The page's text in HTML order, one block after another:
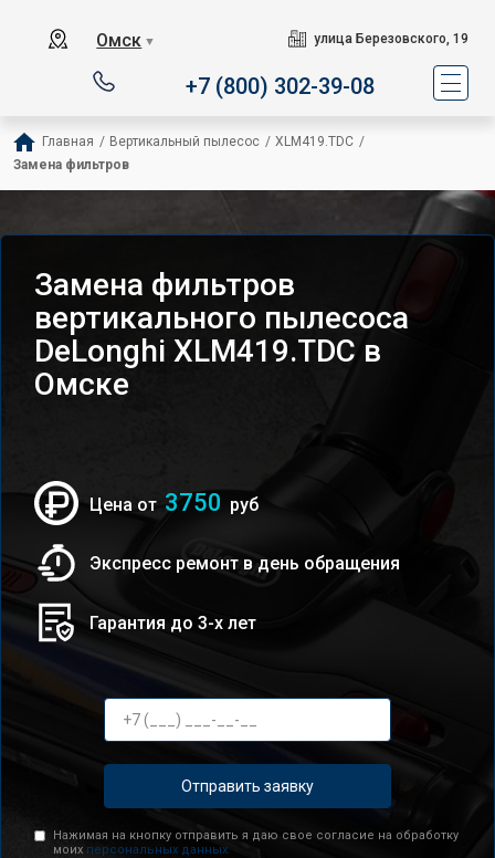
Омск ▼ улица Березовского, 19
+7 (800) 302-39-08
Главная / Вертикальный пылесос / XLM419.TDC /
Замена фильтров
Замена фильтров
вертикального пылесоса
DeLonghi XLM419.TDC в
Омске
Цена от 3750 руб
Экспресс ремонт в день обращения
Гарантия до 3-х лет
Отправить заявку
Нажимая на кнопку отправить я даю свое согласие на обработку
моих персональных данных.